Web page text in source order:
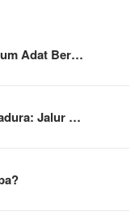
Adat Ber…
Jalur …